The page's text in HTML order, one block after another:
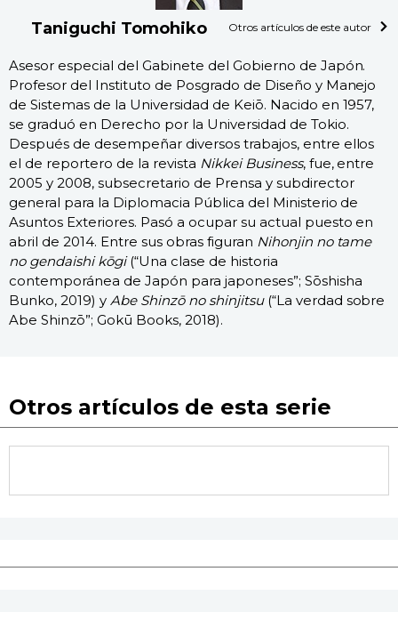
Taniguchi Tomohiko Otros artículos de este autor
Asesor especial del Gabinete del Gobierno de Japón.
Profesor del Instituto de Posgrado de Diseño y Manejo
de Sistemas de la Universidad de Keiō. Nacido en 1957,
se graduó en Derecho por la Universidad de Tokio.
Después de desempeñar diversos trabajos, entre ellos
el de reportero de la revista Nikkei Business, fue, entre
2005 y 2008, subsecretario de Prensa y subdirector
general para la Diplomacia Pública del Ministerio de
Asuntos Exteriores. Pasó a ocupar su actual puesto en
abril de 2014. Entre sus obras figuran Nihonjin no tame
no gendaishi kōgi(“Una clase de historia
contemporánea de Japón para japoneses”; Sōshisha
Bunko, 2019) y Abe Shinzō no shinjitsu(“La verdad sobre
Abe Shinzō”; Gokū Books, 2018).
Otros artículos de esta serie